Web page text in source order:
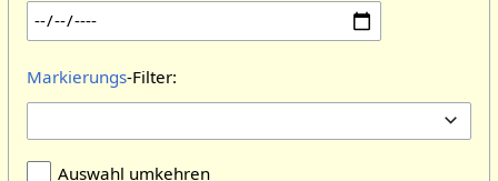
Markierungs-Filter:
Auswahl umkehren